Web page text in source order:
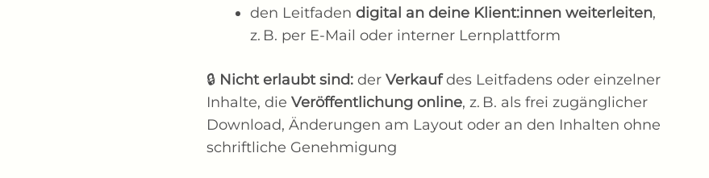
den Leitfaden digital an deine Klient:innen weiterleiten,
z. B. per E-Mail oder interner Lernplattform
🔒 Nicht erlaubt sind:derVerkaufdes Leitfadens oder einzelner
Inhalte, dieVeröffentlichung online, z. B. als frei zugänglicher
Download, Änderungen am Layout oder an den Inhalten ohne
schriftliche Genehmigung